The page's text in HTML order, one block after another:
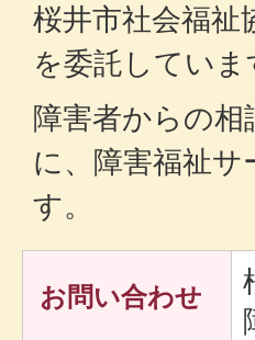
桜井市社会福祉
を委託していま
障害者からの
に、障害福祉
す。
お問い合わせ